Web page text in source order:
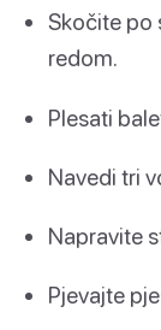
Skočite po
redom.
Plesati
Navedi tri
Napravite
Pjevajte